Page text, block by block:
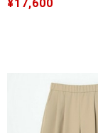
¥17,600